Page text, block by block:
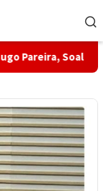
Soal Ini?